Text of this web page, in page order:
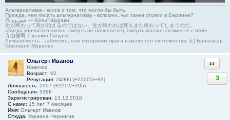
Альтернативка - книга о том, что могло бы быть.
Прежде, чем писать альтернативку - вспомни, чьи танки стояли в Берлине?
Я-شوروی — šûravî-Шурави
生が終わって死が始まるのではない。生が終われば死もまた終わってしまうのだ。
«Когда кончается жизнь, смерть не начинается, смерть кончается вместе с ней»
寺山修司 Тэраяма Сюудзи
Лучшая месть - забвение, оно похоронит врага в прахе его ничтожества. (с) Бальтасар
Грасиан-и-Моралес
Ольгерт Иванов
Новичок
Возраст: 62
Репутация: 24906 (+25005/−99)
Лояльность: 2007 (+2212/−205)
Сообщения: 5396
Зарегистрирован: 13.12.2010
С нами: 15 лет 7 месяцев
Имя: Ольгерт Иванов
Откуда: Украина Чернигов
3